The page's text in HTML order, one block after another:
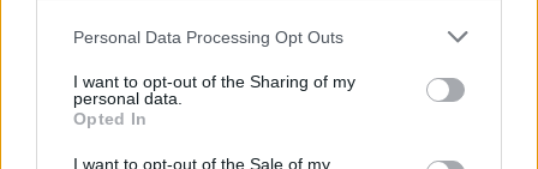
Personal Data Processing Opt Outs
I want to opt-out of the Sharing of my
personal data.
Opted In
I want to opt-out of the Sale of my